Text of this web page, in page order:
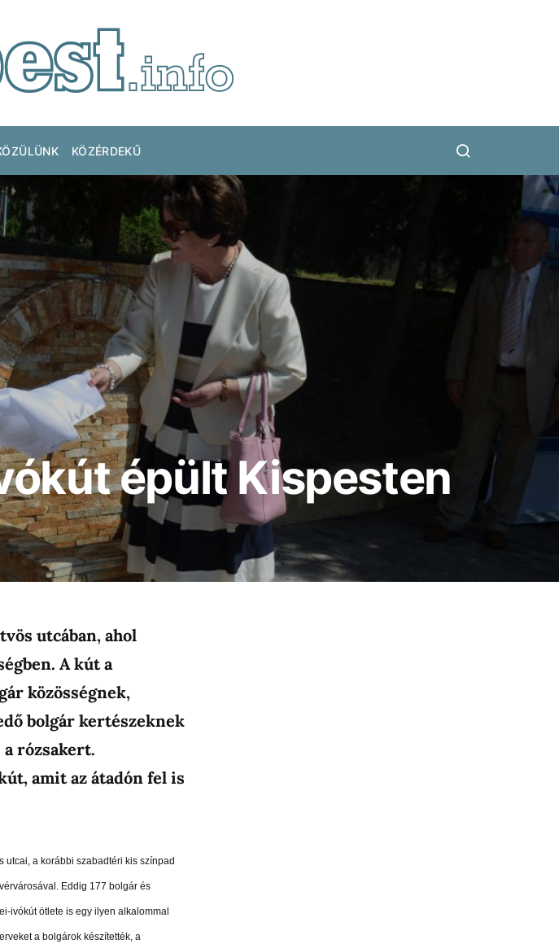
KÖZÉRDEKŰ
épült Kispesten
utcában, ahol
A kút a
közösségnek,
bolgár kertészeknek
rózsakert.
amit az átadón fel is
utcai, a korábbi szabadtéri kis színpad
Eddig 177 bolgár és
ivókút ötlete is egy ilyen alkalommal
a bolgárok készítették, a